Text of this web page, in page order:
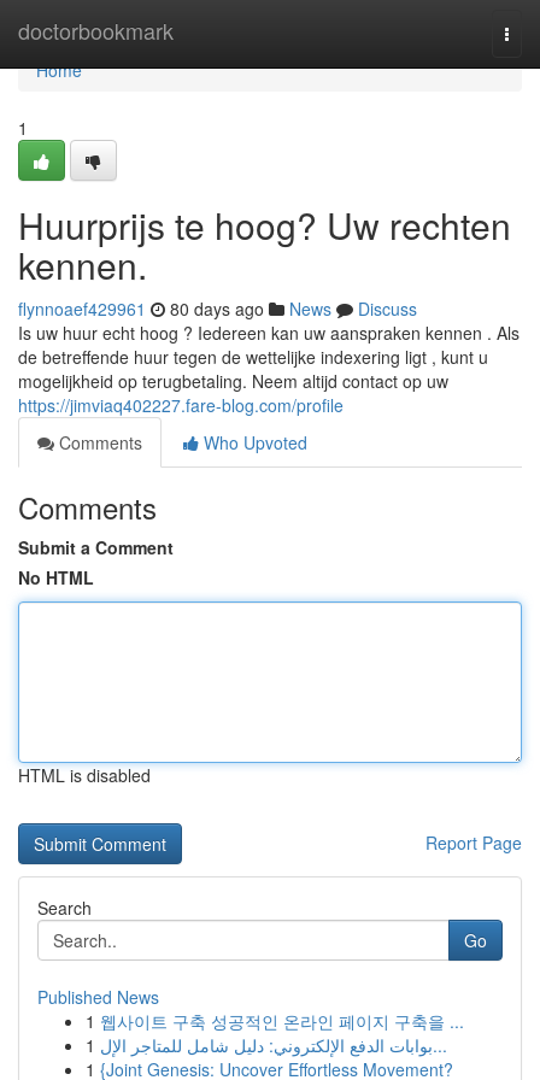
doctorbookmark
Home
Home
1
Huurprijs te hoog? Uw rechten
kennen.
flynnoaef429961 80 days ago News
Discuss
Is uw huur echt hoog ? Iedereen kan uw aanspraken kennen . Als
de betreffende huur tegen de wettelijke indexering ligt , kunt u
mogelijkheid op terugbetaling. Neem altijd contact op uw
https://jimviaq402227.fare-blog.com/profile
Comments
Who Upvoted
Comments
Submit a Comment
No HTML
HTML is disabled
Report Page
Search
Go
Published News
1 웹사이트 구축 성공적인 온라인 페이지 구축을 ...
1
بوابات الدفع الإلكتروني: دليل شامل للمتاجر الإل...
1 {Joint Genesis: Uncover Effortless Movement?